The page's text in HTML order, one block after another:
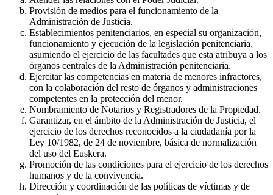
Provisión de medios para el funcionamiento de la
Administración de Justicia.
Establecimientos penitenciarios, en especial su organización,
funcionamiento y ejecución de la legislación penitenciaria,
asumiendo el ejercicio de las facultades que esta atribuya a los
órganos centrales de la Administración penitenciaria.
Ejercitar las competencias en materia de menores infractores,
con la colaboración del resto de órganos y administraciones
competentes en la protección del menor.
Nombramiento de Notarios y Registradores de la Propiedad.
Garantizar, en el ámbito de la Administración de Justicia, el
ejercicio de los derechos reconocidos a la ciudadanía por la
Ley 10/1982, de 24 de noviembre, básica de normalización
del uso del Euskera.
Promoción de las condiciones para el ejercicio de los derechos
humanos y de la convivencia.
Dirección y coordinación de las políticas de víctimas y de